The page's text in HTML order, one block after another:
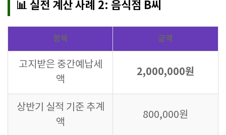
📊 실전 계산 사례 2: 음식점 B씨
항목 금액
고지받은 중간예납세
액
2,000,000원
상반기 실적 기준 추계
액
800,000원